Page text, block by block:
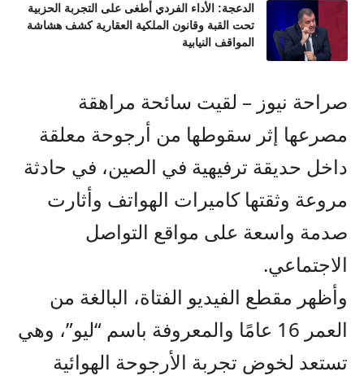
الدعجة: الأداء الفردي أطغى على التجربة الحزبية
تحت القبة وقانون الملكية العقارية كشف هشاشة
المواقف النيابية
صراحة نيوز – لقيت سائحة مراهقة
مصرعها إثر سقوطها من أرجوحة معلقة
داخل حديقة ترفيهية في الصين، في حادثة
مروعة وثقتها كاميرات الهواتف وأثارت
صدمة واسعة على مواقع التواصل
الاجتماعي.
وأظهر مقطع الفيديو الفتاة، البالغة من
العمر 16 عامًا والمعروفة باسم “ليو”، وهي
تستعد لخوض تجربة الأرجوحة الهوائية